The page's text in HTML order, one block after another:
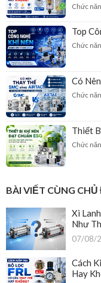
Chức
Top
Chức
Có
Chức
Thiết
Chức
BÀI VIẾT CÙNG CHỦ
Xi
Như
07/08/
Cách
Hay